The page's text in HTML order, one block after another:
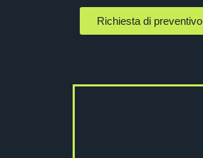
Richiesta di preventivo